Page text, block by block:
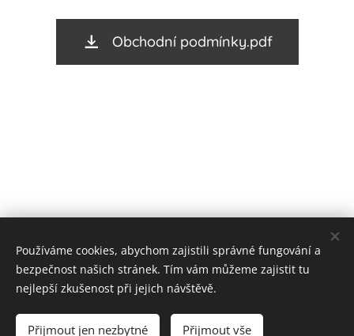
Obchodní podmínky.pdf
Cookies
Používáme cookies, abychom zajistili správné fungování a
bezpečnost našich stránek. Tím vám můžeme zajistit tu
nejlepší zkušenost při jejich návštěvě.
Přijmout jen nezbytné Přijmout vše